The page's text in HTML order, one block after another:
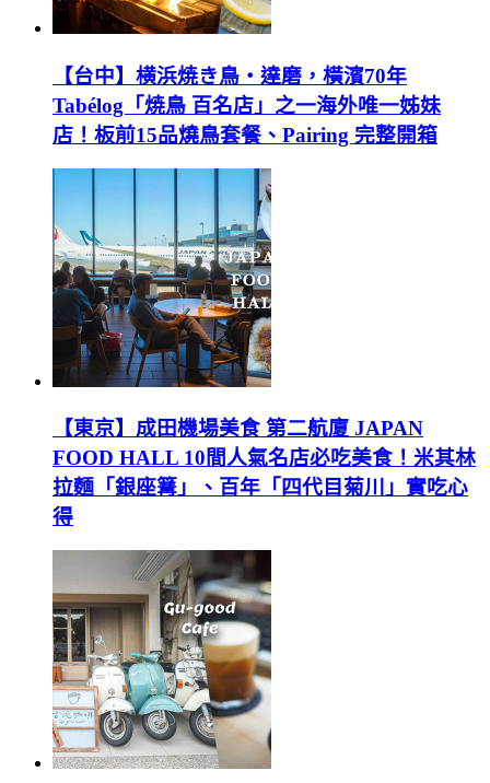
【台中】横浜焼き鳥‧達磨，橫濱70年
Tabélog「焼鳥 百名店」之一海外唯一姊妹
店！板前15品燒鳥套餐、Pairing 完整開箱
【東京】成田機場美食 第二航廈 JAPAN
FOOD HALL 10間人氣名店必吃美食！米其林
拉麵「銀座篝」、百年「四代目菊川」實吃心
得